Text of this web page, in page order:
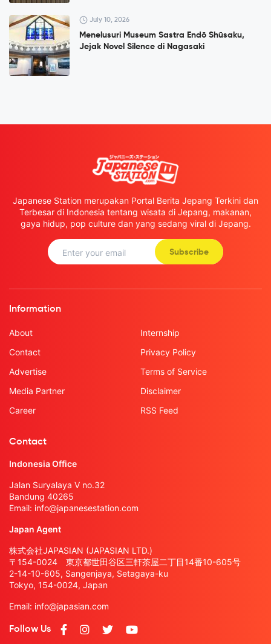
July 10, 2026
Menelusuri Museum Sastra Endō Shūsaku,
Jejak Novel Silence di Nagasaki
Japanese Station merupakan Portal Berita Jepang Terkini dan
Terbesar di Indonesia tentang wisata di Jepang, makanan,
gaya hidup, pop culture dan yang sedang viral di Jepang.
Subscribe
Information
About
Contact
Advertise
Media Partner
Career
Internship
Privacy Policy
Terms of Service
Disclaimer
RSS Feed
Contact
Indonesia Office
Jalan Suryalaya V no.32
Bandung 40265
Email: info@japanesestation.com
Japan Agent
株式会社JAPASIAN (JAPASIAN LTD.)
〒154-0024 東京都世田谷区三軒茶屋二丁目14番10-605号
2-14-10-605, Sangenjaya, Setagaya-ku
Tokyo, 154-0024, Japan
Email: info@japasian.com
Follow Us